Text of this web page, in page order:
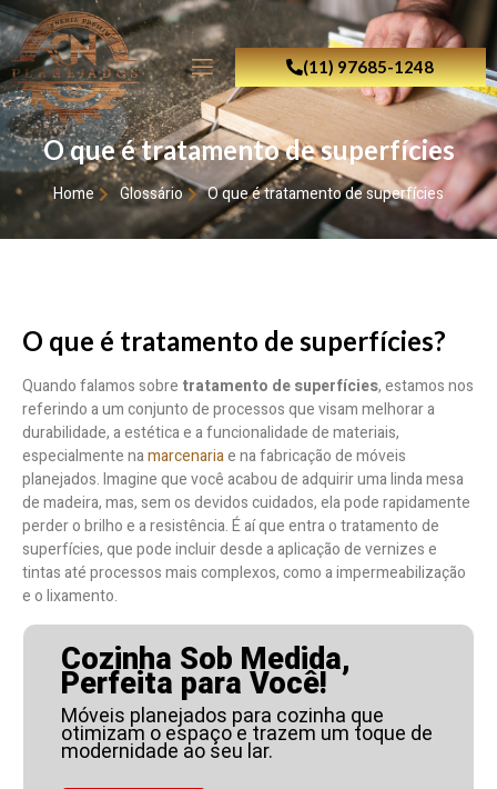
(11) 97685-1248
O que é tratamento de superfícies
Home Glossário O que é tratamento de superfícies
O que é tratamento de superfícies?
Quando falamos sobre tratamento de superfícies, estamos nos
referindo a um conjunto de processos que visam melhorar a
durabilidade, a estética e a funcionalidade de materiais,
especialmente namarcenariae na fabricação de móveis
planejados. Imagine que você acabou de adquirir uma linda mesa
de madeira, mas, sem os devidos cuidados, ela pode rapidamente
perder o brilho e a resistência. É aí que entra o tratamento de
superfícies, que pode incluir desde a aplicação de vernizes e
tintas até processos mais complexos, como a impermeabilização
e o lixamento.
Cozinha Sob Medida,
Perfeita para Você!
Móveis planejados para cozinha que
otimizam o espaço e trazem um toque de
modernidade ao seu lar.